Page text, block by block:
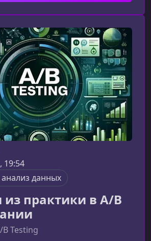
сложных
представляет собой
курса подробно объясняют
цепочки — от проектирования
пост
19:54
данных
практики в A/B
B Testing